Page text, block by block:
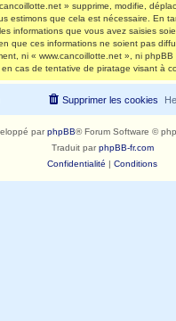
» supprime, modifie,
estimons que cela est nécessaire. En
informations que vous avez saisies
que ces informations ne soient pas
ni « www.cancoillotte.net », ni
cas de tentative de piratage visant à
Supprimer les cookies
parphpBB® Forum Software ©
Traduit parphpBB-fr.com
Confidentialité | Conditions